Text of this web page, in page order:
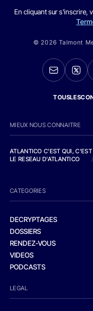
En cliquant sur s'inscrire,
© 2026 Talmont
MIEUX NOUS CONNAITRE
ATLANTICO C'EST QUI,
LE RESEAU D'ATLANTICO
/
CATEGORIES
DECRYPTAGES
DOSSIERS
RENDEZ-VOUS
VIDEOS
PODCASTS
LEGAL